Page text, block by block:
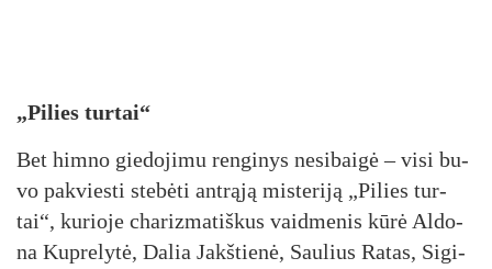
„Pi­lies tur­tai“
Bet him­no gie­do­ji­mu ren­gi­nys ne­si­bai­gė – vi­si bu­
vo pa­kvies­ti ste­bė­ti ant­rą­ją mis­te­ri­ją „Pi­lies tur­
tai“, ku­rio­je cha­riz­ma­tiš­kus vaid­me­nis kū­rė Al­do­
na Kup­re­ly­tė, Da­lia Jakš­tie­nė, Sau­lius Ra­tas, Si­gi­